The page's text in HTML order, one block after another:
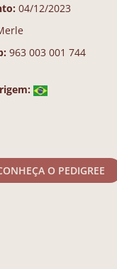
04/12/2023
963 003 001 744
O PEDIGREE